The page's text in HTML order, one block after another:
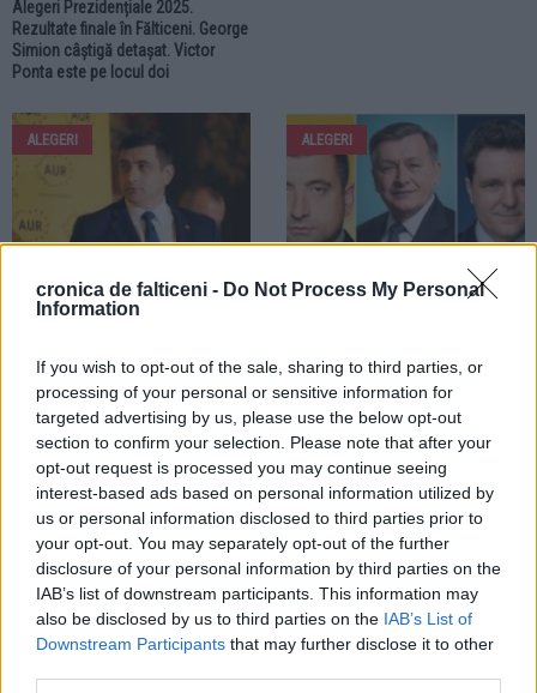
cronica de falticeni - Do Not Process My Personal
Information
If you wish to opt-out of the sale, sharing to third parties, or
processing of your personal or sensitive information for
targeted advertising by us, please use the below opt-out
section to confirm your selection. Please note that after your
opt-out request is processed you may continue seeing
interest-based ads based on personal information utilized by
us or personal information disclosed to third parties prior to
your opt-out. You may separately opt-out of the further
disclosure of your personal information by third parties on the
IAB’s list of downstream participants. This information may
also be disclosed by us to third parties on the IAB’s List of
Downstream Participants that may further disclose it to other
Alegeri Prezidențiale 2025.
Rezultate finale în Fălticeni. George
Simion câștigă detașat. Victor
Ponta este pe locul doi
ALEGERI
04.05.2025
Rezultate oficiale în județul
Suceava. Victorie zdrobitoare
pentru George Simion
ALEGERI
Rezultate sondaje. George Simion
are 30%. Egalitate pentru doi
candidați
ALEGERI
04.05.2025